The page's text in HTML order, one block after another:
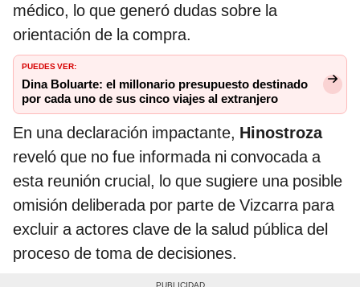
médico, lo que generó dudas sobre la
orientación de la compra.
PUEDES VER:
Dina Boluarte: el millonario presupuesto destinado
por cada uno de sus cinco viajes al extranjero
En una declaración impactante, Hinostroza
reveló que no fue informada ni convocada a
esta reunión crucial, lo que sugiere una posible
omisión deliberada por parte de Vizcarra para
excluir a actores clave de la salud pública del
proceso de toma de decisiones.